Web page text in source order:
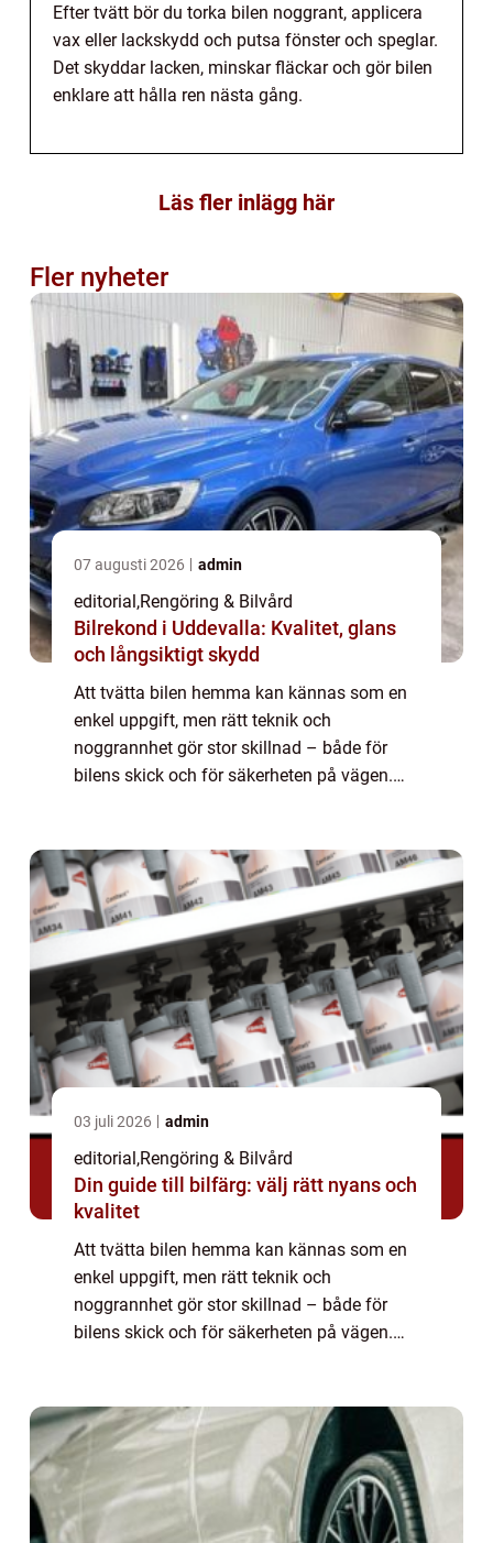
Efter tvätt bör du torka bilen noggrant, applicera
vax eller lackskydd och putsa fönster och speglar.
Det skyddar lacken, minskar fläckar och gör bilen
enklare att hålla ren nästa gång.
Läs fler inlägg här
Fler nyheter
07 augusti 2026 admin
editorial,Rengöring & Bilvård
Bilrekond i Uddevalla: Kvalitet, glans
och långsiktigt skydd
Att tvätta bilen hemma kan kännas som en
enkel uppgift, men rätt teknik och
noggrannhet gör stor skillnad – både för
bilens skick och för säkerheten på vägen.
03 juli 2026 admin
editorial,Rengöring & Bilvård
Din guide till bilfärg: välj rätt nyans och
kvalitet
Att tvätta bilen hemma kan kännas som en
enkel uppgift, men rätt teknik och
noggrannhet gör stor skillnad – både för
bilens skick och för säkerheten på vägen.